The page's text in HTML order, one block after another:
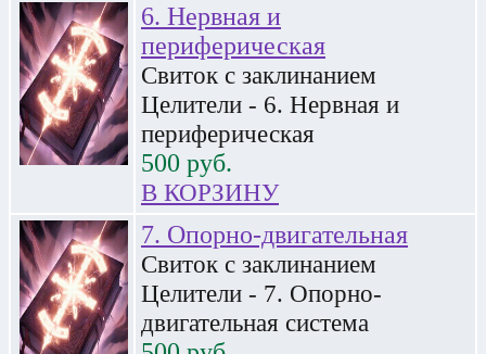
6. Нервная и
периферическая
Свиток с заклинанием
Целители - 6. Нервная и
периферическая
500 руб.
В КОРЗИНУ
7. Опорно-двигательная
Свиток с заклинанием
Целители - 7. Опорно-
двигательная система